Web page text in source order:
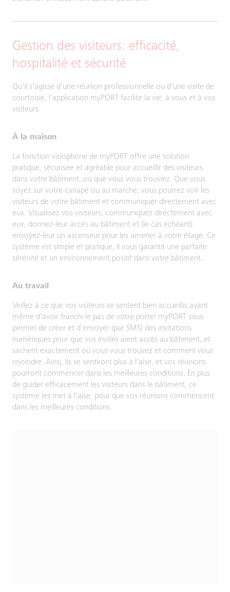
Gestion des visiteurs: efficacité,
hospitalité et sécurité
Qu’il s’agisse d’une réunion professionnelle ou d’une visite de
courtoisie, l’application myPORT facilite la vie, à vous et à vos
visiteurs.
À la maison
La fonction visiophone de myPORT offre une solution
pratique, sécurisée et agréable pour accueillir des visiteurs
dans votre bâtiment, où que vous vous trouviez. Que vous
soyez sur votre canapé ou au marché, vous pourrez voir les
visiteurs de votre bâtiment et communiquer directement avec
eux. Visualisez vos visiteurs, communiquez directement avec
eux, donnez-leur accès au bâtiment et (le cas échéant)
envoyez-leur un ascenseur pour les amener à votre étage. Ce
système est simple et pratique, il vous garantit une parfaite
sérénité et un environnement positif dans votre bâtiment.
Au travail
Veillez à ce que vos visiteurs se sentent bien accueillis avant
même d’avoir franchi le pas de votre porte! myPORT vous
permet de créer et d’envoyer (par SMS) des invitations
numériques pour que vos invités aient accès au bâtiment, et
sachent exactement où vous vous trouvez et comment vous
rejoindre. Ainsi, ils se sentiront plus à l’aise, et vos réunions
pourront commencer dans les meilleures conditions. En plus
de guider efficacement les visiteurs dans le bâtiment, ce
système les met à l’aise, pour que vos réunions commencent
dans les meilleures conditions.